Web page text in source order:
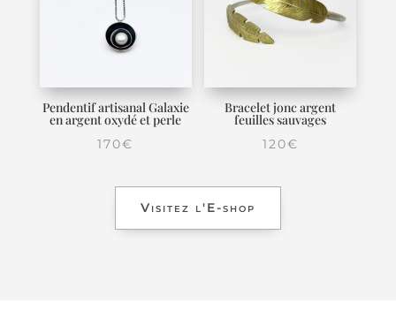
Pendentif artisanal Galaxie
en argent oxydé et perle
170€
Bracelet jonc argent
feuilles sauvages
120€
Visitez l'E-shop